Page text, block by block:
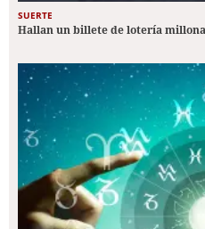
SUERTE
Hallan un billete de lotería